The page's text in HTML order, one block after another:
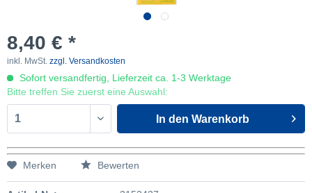
8,40 € *
inkl. MwSt. zzgl. Versandkosten
Sofort versandfertig, Lieferzeit ca. 1-3 Werktage
Bitte treffen Sie zuerst eine Auswahl:
In den Warenkorb
Merken Bewerten